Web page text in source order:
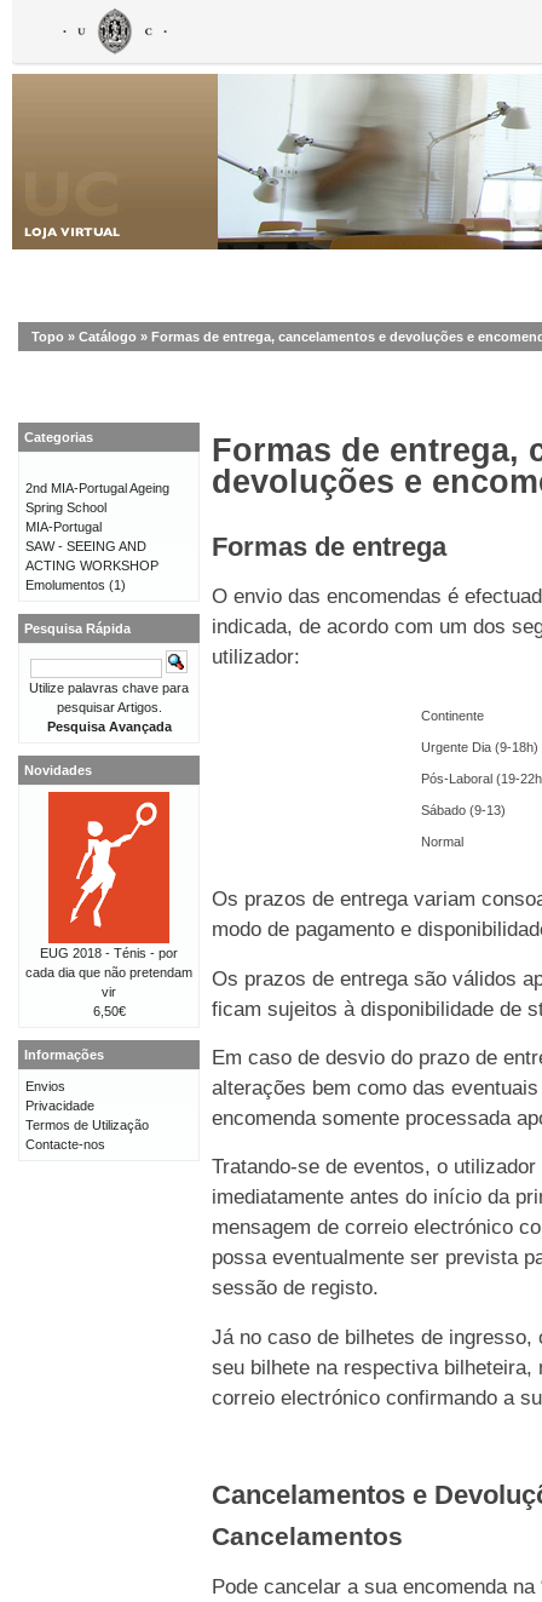
Topo » Catálogo » Formas de entrega, cancelamentos e devoluções e
Formas de entrega,
devoluções e
Formas de entrega
O envio das encomendas é
indicada, de acordo com um dos
utilizador:
Continente
Urgente Dia (9-18h)
Pós-Laboral (19-
Sábado (9-13)
Normal
Os prazos de entrega variam
modo de pagamento e
Os prazos de entrega são válidos
ficam sujeitos à disponibilidade de
Em caso de desvio do prazo de
alterações bem como das
encomenda somente processada
Tratando-se de eventos, o
imediatamente antes do início da
mensagem de correio electrónico
possa eventualmente ser prevista
sessão de registo.
Já no caso de bilhetes de
seu bilhete na respectiva bilheteira,
correio electrónico confirmando a
Cancelamentos e
Cancelamentos
Pode cancelar a sua encomenda
Categorias
2nd MIA-Portugal Ageing
Spring School
MIA-Portugal
SAW - SEEING AND
ACTING WORKSHOP
Emolumentos (1)
Pesquisa Rápida
Utilize palavras chave para
pesquisar Artigos.
Pesquisa Avançada
Novidades
EUG 2018 - Ténis - por
cada dia que não pretendam
vir
6,50€
Informações
Envios
Privacidade
Termos de Utilização
Contacte-nos